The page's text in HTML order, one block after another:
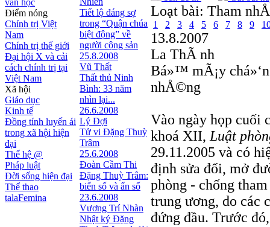
văn học
Điểm nóng
Chính trị Việt
Nam
Chính trị thế giới
Đại hội X và cải
cách chính trị tại
Việt Nam
Xã hội
Giáo dục
Kinh tế
Đồng tính luyến ái
trong xã hội hiện
đại
Thế hệ @
Pháp luật
Đời sống hiện đại
Thể thao
talaFemina
Tiết lộ đáng sợ
trong “Quận chúa
biệt động” về
người cộng sản
25.8.2008
Vũ Thất
Thất thủ Ninh
Bình: 33 năm
nhìn lại...
26.6.2008
Lý Đợi
Tử vi Đặng Thuỳ
Trâm
25.6.2008
Đoàn Cầm Thi
Đặng Thuỳ Trâm:
biến số và ẩn số
23.6.2008
Vương Trí Nhàn
Nhật ký Ðặng
Loạt bài: Tham
1 2 3 4 5 6 7 8 9
13.8.2007
La ThÃ nh
Bá»™ mÃ¡y
nhÅ©ng
Vào ngày họp cuối
khoá XII, Luật
29.11.2005 và có
định sửa đổi, mở
phòng - chống
trung ương, do các
đứng đầu. Trước